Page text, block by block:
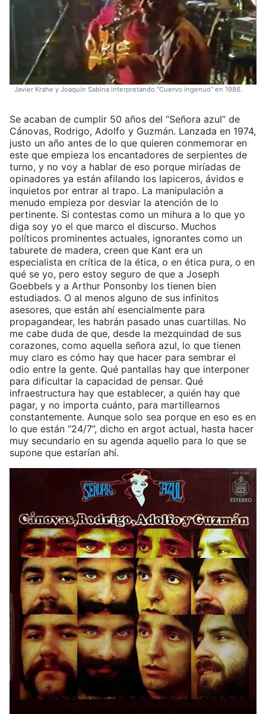
Javier Krahe y Joaquín Sabina interpretando “Cuervo ingenuo” en 1986.
Se acaban de cumplir 50 años del “Señora azul” de
Cánovas, Rodrigo, Adolfo y Guzmán. Lanzada en 1974,
justo un año antes de lo que quieren conmemorar en
este que empieza los encantadores de serpientes de
turno, y no voy a hablar de eso porque miríadas de
opinadores ya están afilando los lapiceros, ávidos e
inquietos por entrar al trapo. La manipulación a
menudo empieza por desviar la atención de lo
pertinente. Si contestas como un mihura a lo que yo
diga soy yo el que marco el discurso. Muchos
políticos prominentes actuales, ignorantes como un
taburete de madera, creen que Kant era un
especialista en crítica de la ética, o en ética pura, o en
qué se yo, pero estoy seguro de que a Joseph
Goebbels y a Arthur Ponsonby los tienen bien
estudiados. O al menos alguno de sus infinitos
asesores, que están ahí esencialmente para
propagandear, les habrán pasado unas cuartillas. No
me cabe duda de que, desde la mezquindad de sus
corazones, como aquella señora azul, lo que tienen
muy claro es cómo hay que hacer para sembrar el
odio entre la gente. Qué pantallas hay que interponer
para dificultar la capacidad de pensar. Qué
infraestructura hay que establecer, a quién hay que
pagar, y no importa cuánto, para martillearnos
constantemente. Aunque solo sea porque en eso es en
lo que están “24/7”, dicho en argot actual, hasta hacer
muy secundario en su agenda aquello para lo que se
supone que estarían ahí.